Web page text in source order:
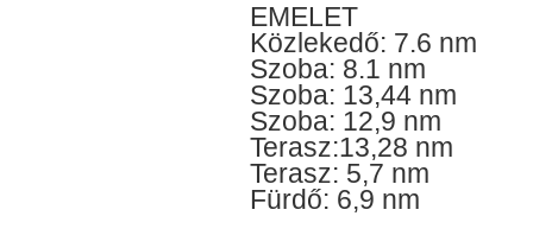
EMELET
Közlekedő: 7.6 nm
Szoba: 8.1 nm
Szoba: 13,44 nm
Szoba: 12,9 nm
Terasz:13,28 nm
Terasz: 5,7 nm
Fürdő: 6,9 nm